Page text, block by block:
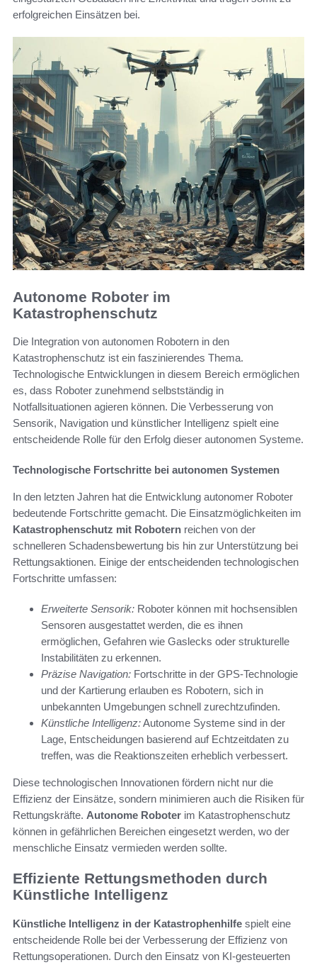
erfolgreichen Einsätzen bei.
Autonome Roboter im
Katastrophenschutz
Die Integration von autonomen Robotern in den
Katastrophenschutz ist ein faszinierendes Thema.
Technologische Entwicklungen in diesem Bereich ermöglichen
es, dass Roboter zunehmend selbstständig in
Notfallsituationen agieren können. Die Verbesserung von
Sensorik, Navigation und künstlicher Intelligenz spielt eine
entscheidende Rolle für den Erfolg dieser autonomen Systeme.
Technologische Fortschritte bei autonomen Systemen
In den letzten Jahren hat die Entwicklung autonomer Roboter
bedeutende Fortschritte gemacht. Die Einsatzmöglichkeiten im
Katastrophenschutz mit Robotern reichen von der
schnelleren Schadensbewertung bis hin zur Unterstützung bei
Rettungsaktionen. Einige der entscheidenden technologischen
Fortschritte umfassen:
Erweiterte Sensorik: Roboter können mit hochsensiblen
Sensoren ausgestattet werden, die es ihnen
ermöglichen, Gefahren wie Gaslecks oder strukturelle
Instabilitäten zu erkennen.
Präzise Navigation: Fortschritte in der GPS-Technologie
und der Kartierung erlauben es Robotern, sich in
unbekannten Umgebungen schnell zurechtzufinden.
Künstliche Intelligenz:Autonome Systeme sind in der
Lage, Entscheidungen basierend auf Echtzeitdaten zu
treffen, was die Reaktionszeiten erheblich verbessert.
Diese technologischen Innovationen fördern nicht nur die
Effizienz der Einsätze, sondern minimieren auch die Risiken für
Rettungskräfte. Autonome Roboter im Katastrophenschutz
können in gefährlichen Bereichen eingesetzt werden, wo der
menschliche Einsatz vermieden werden sollte.
Effiziente Rettungsmethoden durch
Künstliche Intelligenz
Künstliche Intelligenz in der Katastrophenhilfe spielt eine
entscheidende Rolle bei der Verbesserung der Effizienz von
Rettungsoperationen. Durch den Einsatz von KI-gesteuerten